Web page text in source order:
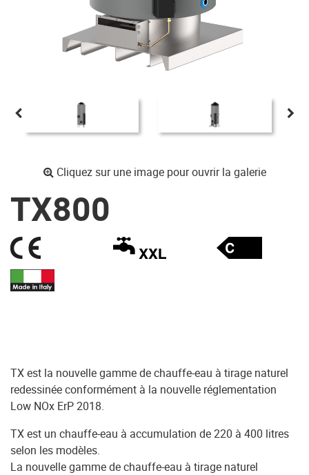
Cliquez sur une image pour ouvrir la galerie
TX800
TX est la nouvelle gamme de chauffe-eau à tirage naturel
redessinée conformément à la nouvelle réglementation
Low NOx ErP 2018.
TX est un chauffe-eau à accumulation de 220 à 400 litres
selon les modèles.
La nouvelle gamme de chauffe-eau à tirage naturel